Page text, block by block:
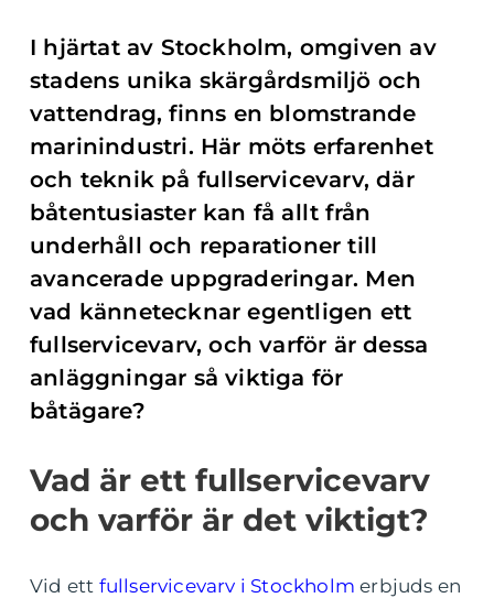
I hjärtat av Stockholm, omgiven av
stadens unika skärgårdsmiljö och
vattendrag, finns en blomstrande
marinindustri. Här möts erfarenhet
och teknik på fullservicevarv, där
båtentusiaster kan få allt från
underhåll och reparationer till
avancerade uppgraderingar. Men
vad kännetecknar egentligen ett
fullservicevarv, och varför är dessa
anläggningar så viktiga för
båtägare?
Vad är ett fullservicevarv
och varför är det viktigt?
Vid ett fullservicevarv i Stockholm erbjuds en